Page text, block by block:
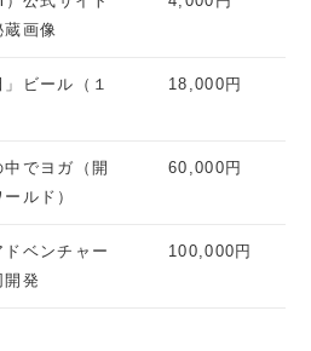
画像
ビール（１
18,000円
でヨガ（開
ルド）
60,000円
ベンチャー
開発
100,000円